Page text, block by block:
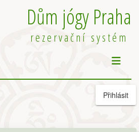
Dům jógy Praha
rezervační systém
Přihlásit